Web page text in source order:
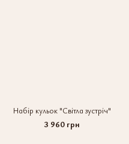
Набір кульок "Світла зустріч"
3 960 грн